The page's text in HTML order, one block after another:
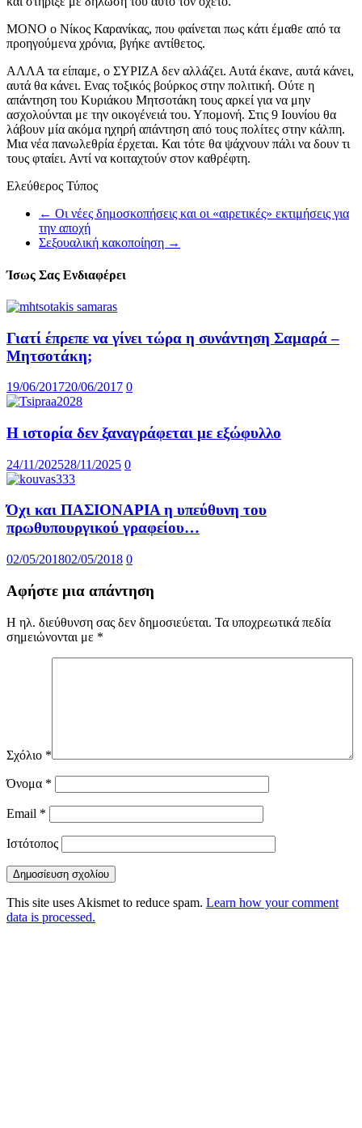
ΜΟΝΟ ο Νίκος Καρανίκας, που φαίνεται πως κάτι έμαθε από τα
προηγούμενα χρόνια, βγήκε αντίθετος.
ΑΛΛΑ τα είπαμε, ο ΣΥΡΙΖΑ δεν αλλάζει. Αυτά έκανε, αυτά κάνει,
αυτά θα κάνει. Ενας τοξικός βούρκος στην πολιτική. Ούτε η
απάντηση του Κυριάκου Μητσοτάκη τους αρκεί για να μην
ασχολούνται με την οικογένειά του. Υπομονή. Στις 9 Ιουνίου θα
λάβουν μία ακόμα ηχηρή απάντηση από τους πολίτες στην κάλπη.
Μια νέα πανωλεθρία έρχεται. Και τότε θα ψάχνουν πάλι να δουν τι
τους φταίει. Αντί να κοιταχτούν στον καθρέφτη.
Ελεύθερος Τύπος
← Οι νέες δημοσκοπήσεις και οι «αιρετικές» εκτιμήσεις για
την αποχή
Σεξουαλική κακοποίηση →
Ίσως Σας Ενδιαφέρει
Γιατί έπρεπε να γίνει τώρα η συνάντηση Σαμαρά –
Μητσοτάκη;
19/06/201720/06/2017 0
Η ιστορία δεν ξαναγράφεται με εξώφυλλο
24/11/202528/11/2025 0
Όχι και ΠΑΣΙΟΝΑΡΙΑ η υπεύθυνη του
πρωθυπουργικού γραφείου…
02/05/201802/05/2018 0
Αφήστε μια απάντηση
Η ηλ. διεύθυνση σας δεν δημοσιεύεται. Τα υποχρεωτικά πεδία
σημειώνονται με *
Σχόλιο *
Όνομα *
Email *
Ιστότοπος
This site uses Akismet to reduce spam. Learn how your comment
data is processed.